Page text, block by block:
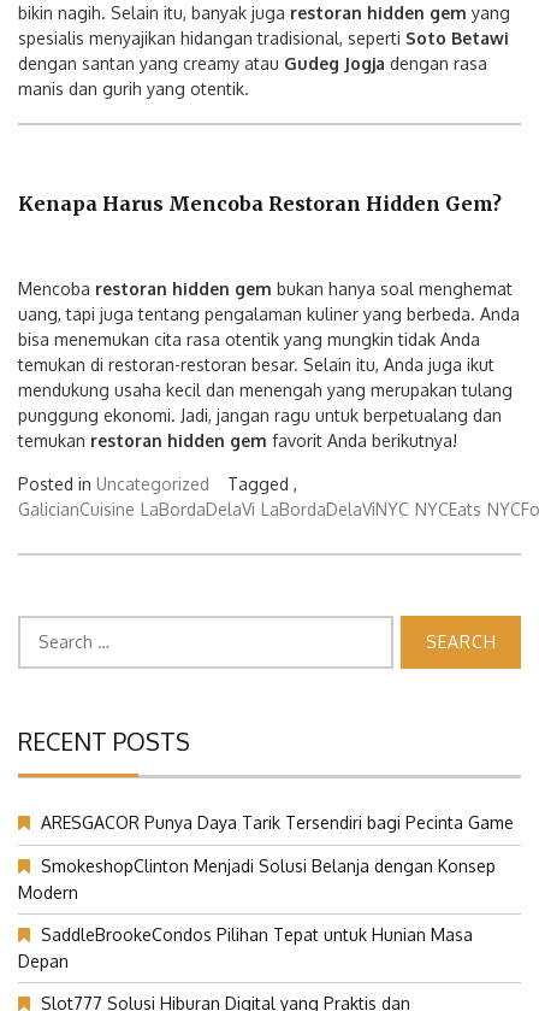
bikin nagih. Selain itu, banyak juga restoran hidden gem yang
spesialis menyajikan hidangan tradisional, seperti Soto Betawi
dengan santan yang creamy atau Gudeg Jogja dengan rasa
manis dan gurih yang otentik.
Kenapa Harus Mencoba Restoran Hidden Gem?
Mencoba restoran hidden gem bukan hanya soal menghemat
uang, tapi juga tentang pengalaman kuliner yang berbeda. Anda
bisa menemukan cita rasa otentik yang mungkin tidak Anda
temukan di restoran-restoran besar. Selain itu, Anda juga ikut
mendukung usaha kecil dan menengah yang merupakan tulang
punggung ekonomi. Jadi, jangan ragu untuk berpetualang dan
temukan restoran hidden gem favorit Anda berikutnya!
Posted in Uncategorized
Tagged ,
GalicianCuisine LaBordaDelaVi LaBordaDelaViNYC NYCEats
for:
RECENT POSTS
ARESGACOR Punya Daya Tarik Tersendiri bagi Pecinta Game
SmokeshopClinton Menjadi Solusi Belanja dengan Konsep
Modern
SaddleBrookeCondos Pilihan Tepat untuk Hunian Masa
Depan
Slot777 Solusi Hiburan Digital yang Praktis dan